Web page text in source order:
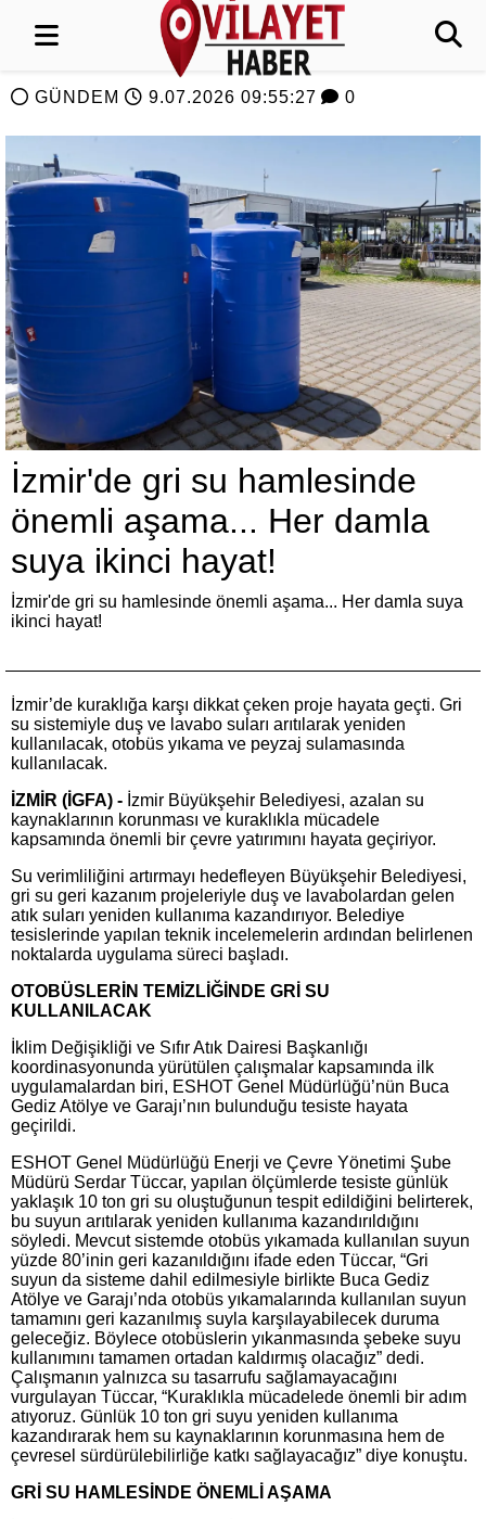
GÜNDEM 9.07.2026 09:55:27 0
İzmir'de gri su hamlesinde
önemli aşama... Her damla
suya ikinci hayat!
İzmir'de gri su hamlesinde önemli aşama... Her damla suya
ikinci hayat!
İzmir’de kuraklığa karşı dikkat çeken proje hayata geçti. Gri
su sistemiyle duş ve lavabo suları arıtılarak yeniden
kullanılacak, otobüs yıkama ve peyzaj sulamasında
kullanılacak.
İZMİR (İGFA) - İzmir Büyükşehir Belediyesi, azalan su
kaynaklarının korunması ve kuraklıkla mücadele
kapsamında önemli bir çevre yatırımını hayata geçiriyor.
Su verimliliğini artırmayı hedefleyen Büyükşehir Belediyesi,
gri su geri kazanım projeleriyle duş ve lavabolardan gelen
atık suları yeniden kullanıma kazandırıyor. Belediye
tesislerinde yapılan teknik incelemelerin ardından belirlenen
noktalarda uygulama süreci başladı.
OTOBÜSLERİN TEMİZLİĞİNDE GRİ SU
KULLANILACAK
İklim Değişikliği ve Sıfır Atık Dairesi Başkanlığı
koordinasyonunda yürütülen çalışmalar kapsamında ilk
uygulamalardan biri, ESHOT Genel Müdürlüğü’nün Buca
Gediz Atölye ve Garajı’nın bulunduğu tesiste hayata
geçirildi.
ESHOT Genel Müdürlüğü Enerji ve Çevre Yönetimi Şube
Müdürü Serdar Tüccar, yapılan ölçümlerde tesiste günlük
yaklaşık 10 ton gri su oluştuğunun tespit edildiğini belirterek,
bu suyun arıtılarak yeniden kullanıma kazandırıldığını
söyledi. Mevcut sistemde otobüs yıkamada kullanılan suyun
yüzde 80’inin geri kazanıldığını ifade eden Tüccar, “Gri
suyun da sisteme dahil edilmesiyle birlikte Buca Gediz
Atölye ve Garajı’nda otobüs yıkamalarında kullanılan suyun
tamamını geri kazanılmış suyla karşılayabilecek duruma
geleceğiz. Böylece otobüslerin yıkanmasında şebeke suyu
kullanımını tamamen ortadan kaldırmış olacağız” dedi.
Çalışmanın yalnızca su tasarrufu sağlamayacağını
vurgulayan Tüccar, “Kuraklıkla mücadelede önemli bir adım
atıyoruz. Günlük 10 ton gri suyu yeniden kullanıma
kazandırarak hem su kaynaklarının korunmasına hem de
çevresel sürdürülebilirliğe katkı sağlayacağız” diye konuştu.
GRİ SU HAMLESİNDE ÖNEMLİ AŞAMA